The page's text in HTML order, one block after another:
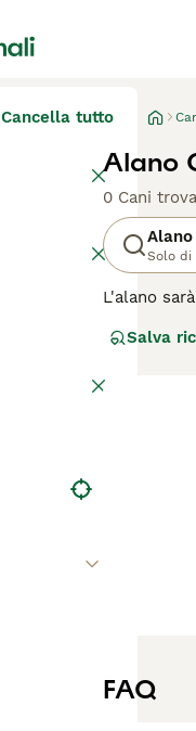
Cancella tutto
Alano
0 Cani
Alano
Solo di
L'alano
sembrano
Salva
FAQ